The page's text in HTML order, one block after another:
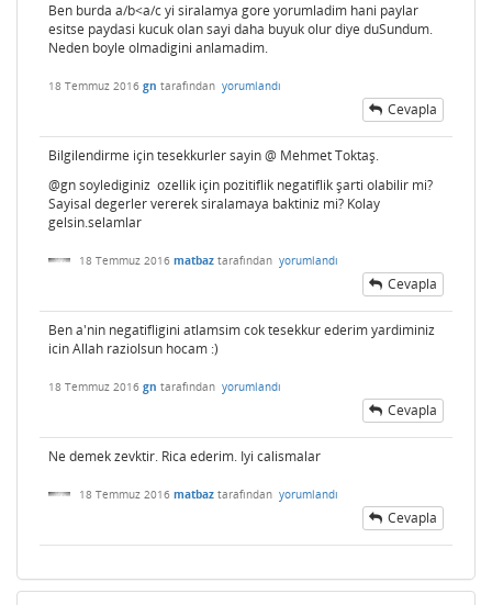
Ben burda a/b<a/c yi siralamya gore yorumladim hani paylar
esitse paydasi kucuk olan sayi daha buyuk olur diye duSundum.
Neden boyle olmadigini anlamadim.
18 Temmuz 2016 gn tarafından yorumlandı
Cevapla
Bilgilendirme için tesekkurler sayin @ Mehmet Toktaş.
@gn soylediginiz ozellik için pozitiflik negatiflik şarti olabilir mi?
Sayisal degerler vererek siralamaya baktiniz mi? Kolay
gelsin.selamlar
18 Temmuz 2016 matbaz tarafından yorumlandı
Cevapla
Ben a'nin negatifligini atlamsim cok tesekkur ederim yardiminiz
icin Allah raziolsun hocam :)
18 Temmuz 2016 gn tarafından yorumlandı
Cevapla
Ne demek zevktir. Rica ederim. Iyi calismalar
18 Temmuz 2016 matbaz tarafından yorumlandı
Cevapla